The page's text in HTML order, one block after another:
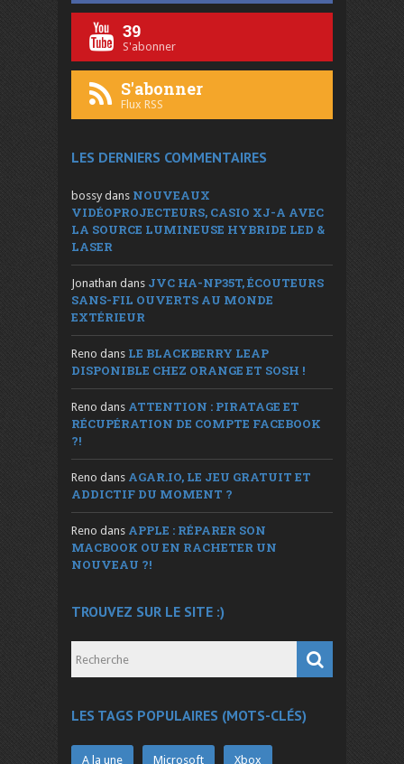
39
S'abonner
S'abonner
Flux RSS
LES DERNIERS COMMENTAIRES
bossy dans NOUVEAUX
VIDÉOPROJECTEURS, CASIO XJ-A AVEC
LA SOURCE LUMINEUSE HYBRIDE LED &
LASER
Jonathan dans JVC HA-NP35T, ÉCOUTEURS
SANS-FIL OUVERTS AU MONDE
EXTÉRIEUR
Reno dans LE BLACKBERRY LEAP
DISPONIBLE CHEZ ORANGE ET SOSH !
Reno dans ATTENTION : PIRATAGE ET
RÉCUPÉRATION DE COMPTE FACEBOOK
?!
Reno dans AGAR.IO, LE JEU GRATUIT ET
ADDICTIF DU MOMENT ?
Reno dans APPLE : RÉPARER SON
MACBOOK OU EN RACHETER UN
NOUVEAU ?!
TROUVEZ SUR LE SITE :)
LES TAGS POPULAIRES (MOTS-CLÉS)
A la une Microsoft Xbox